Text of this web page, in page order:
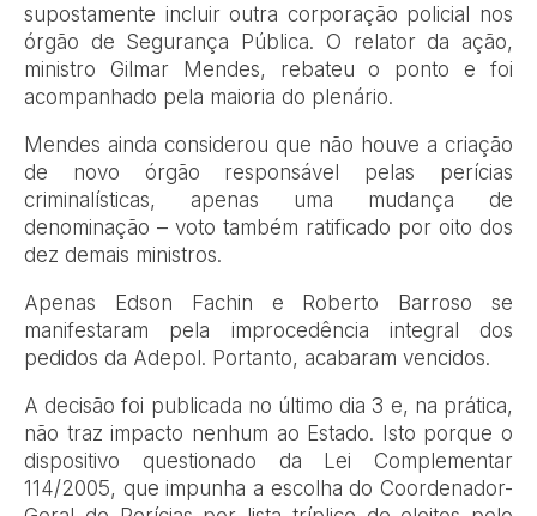
supostamente incluir outra corporação policial nos
órgão de Segurança Pública. O relator da ação,
ministro Gilmar Mendes, rebateu o ponto e foi
acompanhado pela maioria do plenário.
Mendes ainda considerou que não houve a criação
de novo órgão responsável pelas perícias
criminalísticas, apenas uma mudança de
denominação – voto também ratificado por oito dos
dez demais ministros.
Apenas Edson Fachin e Roberto Barroso se
manifestaram pela improcedência integral dos
pedidos da Adepol. Portanto, acabaram vencidos.
A decisão foi publicada no último dia 3 e, na prática,
não traz impacto nenhum ao Estado. Isto porque o
dispositivo questionado da Lei Complementar
114/2005, que impunha a escolha do Coordenador-